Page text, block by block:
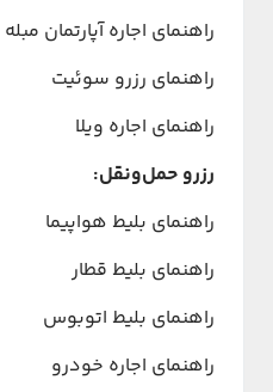
راهنمای اجاره آپارتمان مبله
راهنمای رزرو سوئیت
راهنمای اجاره ویلا
رزرو حمل‌ونقل:
راهنمای بلیط هواپیما
راهنمای بلیط قطار
راهنمای بلیط اتوبوس
راهنمای اجاره خودرو